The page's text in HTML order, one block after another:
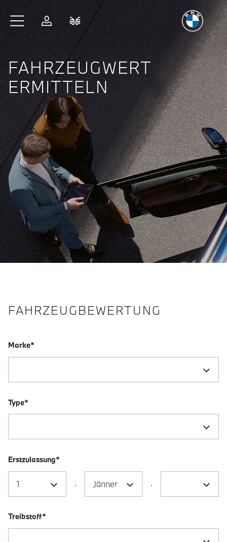
Zum Hauptinhalt springen
Anmelden
am Fahren
FAHRZEUGWERT
ERMITTELN
FAHRZEUGBEWERTUNG
Marke*
Type*
Erstzulassung*
. .
Treibstoff*